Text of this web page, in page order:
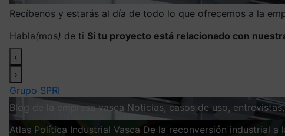
Recíbenos y estarás al día de todo lo que ofrecemos a la
Habla(mos) de ti Si tu proyecto está relacionado con
‹
›
Grupo SPRI
Blog de la empresa vasca Noticias, casos de uso,
Atlas Política Industrial Vasca De la reconversión industrial a